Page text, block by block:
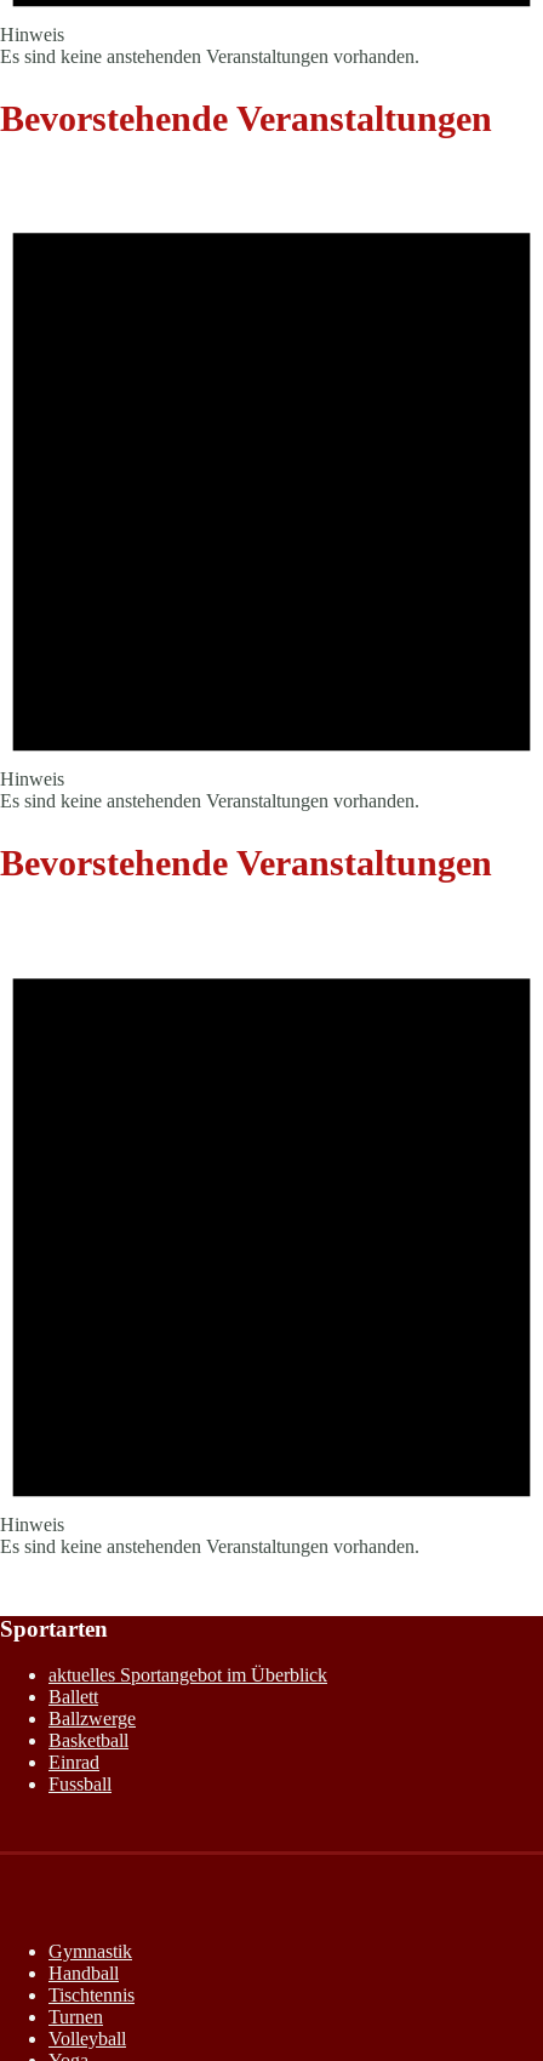
Hinweis
Es sind keine anstehenden Veranstaltungen vorhanden.
Bevorstehende Veranstaltungen
Hinweis
Es sind keine anstehenden Veranstaltungen vorhanden.
Bevorstehende Veranstaltungen
Hinweis
Es sind keine anstehenden Veranstaltungen vorhanden.
Sportarten
aktuelles Sportangebot im Überblick
Ballett
Ballzwerge
Basketball
Einrad
Fussball
Gymnastik
Handball
Tischtennis
Turnen
Volleyball